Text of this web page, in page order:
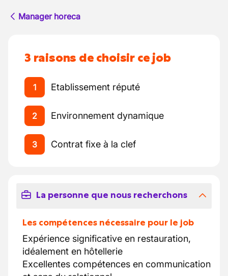
Manager horeca
3 raisons de choisir ce job
1 Etablissement réputé
2 Environnement dynamique
3 Contrat fixe à la clef
La personne que nous recherchons
Les compétences nécessaire pour le job
Expérience significative en restauration,
idéalement en hôtellerie
Excellentes compétences en communication